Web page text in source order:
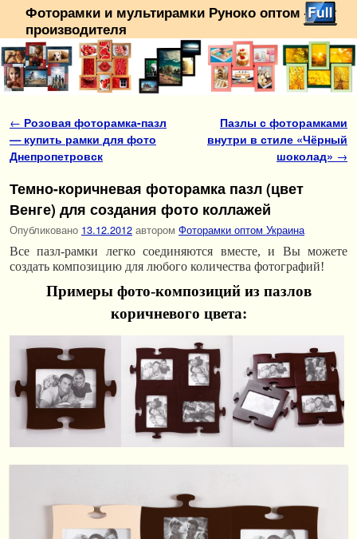
Фоторамки и мультирамки Руноко оптом — от
производителя
Навигация по записям
← Розовая фоторамка-пазл
— купить рамки для фото
Днепропетровск
Пазлы с фоторамками
внутри в стиле «Чёрный
шоколад» →
Темно-коричневая фоторамка пазл (цвет
Венге) для создания фото коллажей
Опубликовано 13.12.2012 автором Фоторамки оптом Украина
Все пазл-рамки легко соединяются вместе, и Вы можете
создать композицию для любого количества фотографий!
Примеры фото-композиций из пазлов
коричневого цвета: